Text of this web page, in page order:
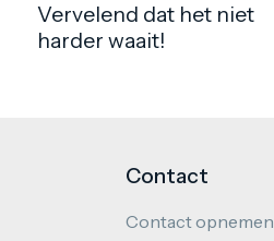
Vervelend dat het niet
harder waait!
Contact
Contact opnemen